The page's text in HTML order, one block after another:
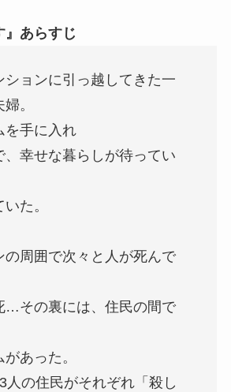
』あらすじ
ションに引っ越してきた一
。
を手に入れ
、幸せな暮らしが待ってい
た。
の周囲で次々と人が死んで
…その裏には、住民の間で
あった。
人の住民がそれぞれ「殺し